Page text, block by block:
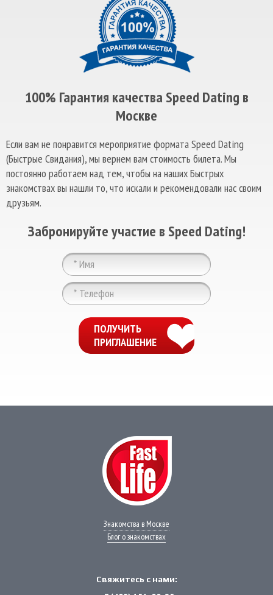
100% Гарантия качества Speed Dating в
Москве
Если вам не понравится мероприятие формата Speed Dating
(Быстрые Свидания), мы вернем вам стоимость билета. Мы
постоянно работаем над тем, чтобы на наших Быстрых
знакомствах вы нашли то, что искали и рекомендовали нас своим
друзьям.
Забронируйте участие в Speed Dating!
ПОЛУЧИТЬ
ПРИГЛАШЕНИЕ
Знакомства в Москве
Блог о знакомствах
Свяжитесь с нами:
ChatApp
online
Мессенджеры
Telegram